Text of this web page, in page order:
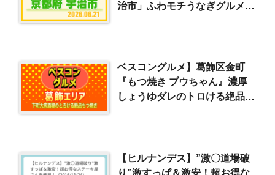
治市」ふわモチうなぎグルメ＆
ベスコングルメ】葛飾区金町
『もつ焼き ブウちゃん』濃厚
しょうゆダレのトロける絶品も
【ヒルナンデス】”激〇道場破
り”激すっぱ＆激安！超お得な